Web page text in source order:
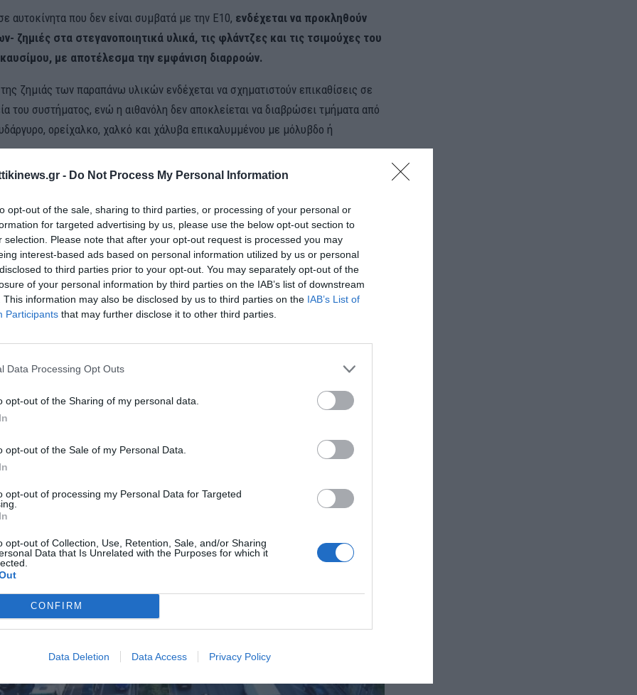
- Do Not Process My Personal Information
opt-out of the sale, sharing to third parties, or processing of your personal or
for targeted advertising by us, please use the below opt-out section to
selection. Please note that after your opt-out request is processed you may
interest-based ads based on personal information utilized by us or personal
to third parties prior to your opt-out. You may separately opt-out of the
of your personal information by third parties on the IAB’s list of downstream
This information may also be disclosed by us to third parties on the IAB’s List of
Participants that may further disclose it to other third parties.
Data Processing Opt Outs
opt-out of the Sharing of my personal data.
opt-out of the Sale of my Personal Data.
opt-out of processing my Personal Data for Targeted
opt-out of Collection, Use, Retention, Sale, and/or Sharing
Data that Is Unrelated with the Purposes for which it
CONFIRM
Data Deletion Data Access Privacy Policy
αυτοκίνητα που δεν είναι συμβατά με την E10, ενδέχεται να προκληθούν
ζημιές στα στεγανοποιητικά υλικά, τις φλάντζες και τις τσιμούχες του
με αποτέλεσμα την εμφάνιση διαρροών.
ζημιάς των παραπάνω υλικών ενδέχεται να σχηματιστούν επικαθίσεις σε
του συστήματος, ενώ η αιθανόλη δεν αποκλείεται να διαβρώσει τμήματα από
ορείχαλκο, χαλκό και χάλυβα επικαλυμμένου με μόλυβδο ή
έτος κατασκευής πριν το 2011, δηλαδή είναι ηλικίας άνω των 12 ετών.
όπως η Γαλλία, τα περισσότερα πρατήρια δεν διαθέτουν πλέον τη
βενζίνη, καθώς έχει κυριαρχήσει η E10.
σημαντικά νεότερος κάτι που περιορίζει τα προβλήματα που ενδεχομένως
επικράτηση των νέων τύπων αμόλυβδης.